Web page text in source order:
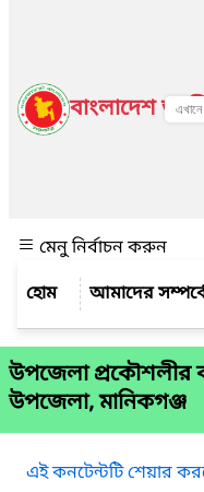
বাংলাদেশ
মেনু নির্বাচন করুন
আমাদের
উপজেলা প্রকৌশলীর
উপজেলা, মানিকগঞ্জ
এই কনটেন্টটি শেয়ার